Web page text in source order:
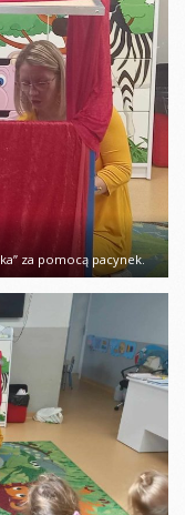
za pomocą pacynek.